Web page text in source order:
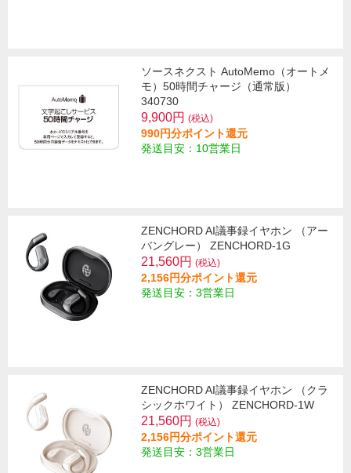
ソースネクスト AutoMemo（オートメ
モ）50時間チャージ（通常版）
340730
9,900円 (税込)
990円分ポイント還元
発送目安：10営業日
ZENCHORD AI議事録イヤホン （アー
バングレー） ZENCHORD-1G
21,560円 (税込)
2,156円分ポイント還元
発送目安：3営業日
ZENCHORD AI議事録イヤホン （クラ
シックホワイト） ZENCHORD-1W
21,560円 (税込)
2,156円分ポイント還元
発送目安：3営業日